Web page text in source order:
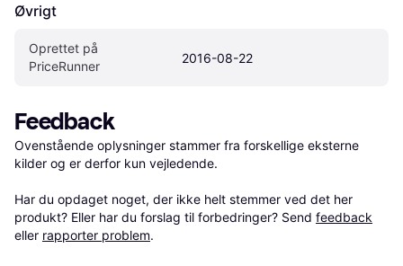
Øvrigt
Oprettet på
PriceRunner
2016-08-22
Feedback
Ovenstående oplysninger stammer fra forskellige eksterne
kilder og er derfor kun vejledende.
Har du opdaget noget, der ikke helt stemmer ved det her
produkt? Eller har du forslag til forbedringer? Send feedback
eller rapporter problem.